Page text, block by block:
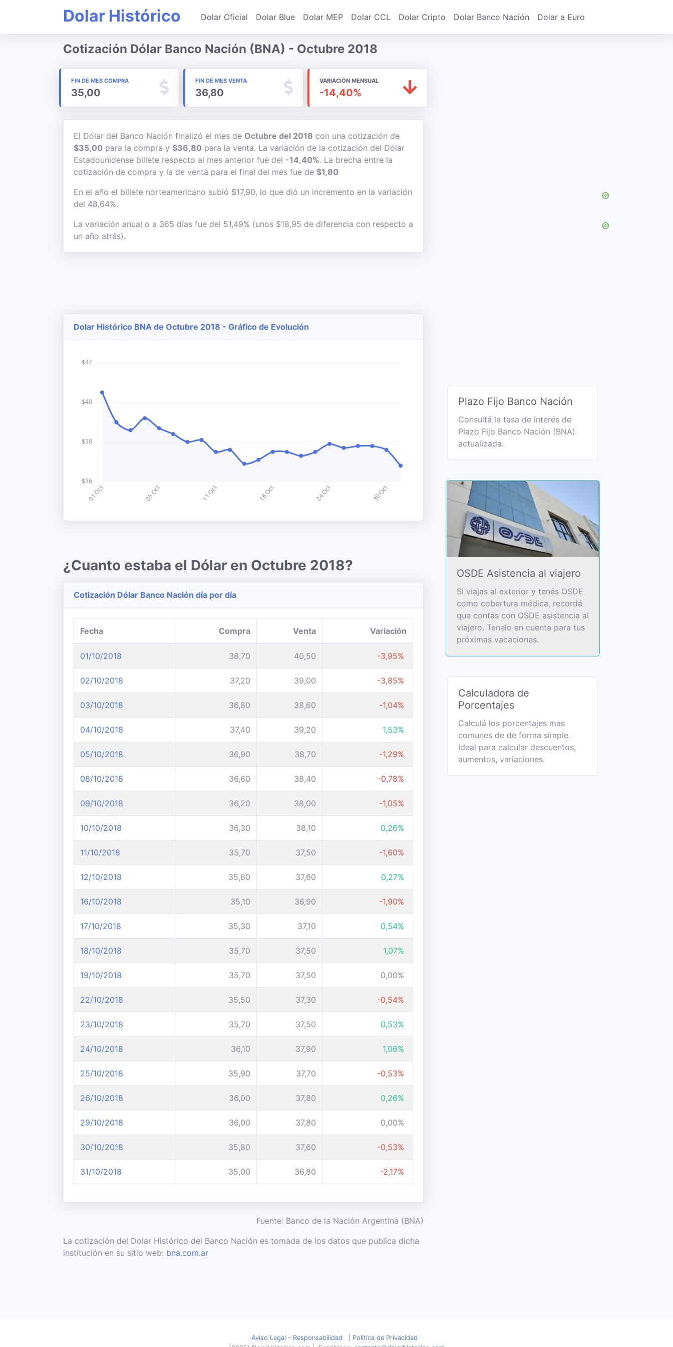
Dolar Histórico Dolar Oficial Dolar Blue Dolar MEP Dolar CCL Dolar Cripto Dolar Banco Nación Dolar a Euro
Cotización Dólar Banco Nación (BNA) - Octubre 2018
FIN DE MES COMPRA
35,00
FIN DE MES VENTA
36,80
VARIACIÓN MENSUAL
-14,40%
El Dólar del Banco Nación finalizó el mes de Octubre del 2018 con una cotización de
$35,00 para la compra y $36,80 para la venta. La variación de la cotización del Dólar
Estadounidense billete respecto al mes anterior fue del -14,40%. La brecha entre la
cotización de compra y la de venta para el final del mes fue de $1,80
En el año el billete norteamericano subió $17,90, lo que dió un incremento en la variación
del 48,64%.
La variación anual o a 365 días fue del 51,49% (unos $18,95 de diferencia con respecto a
un año atrás).
Dolar Histórico BNA de Octubre 2018 - Gráfico de Evolución
¿Cuanto estaba el Dólar en Octubre 2018?
Cotización Dólar Banco Nación día por día
Fecha Compra Venta Variación
01/10/2018 38,70 40,50 -3,95%
02/10/2018 37,20 39,00 -3,85%
03/10/2018 36,80 38,60 -1,04%
04/10/2018 37,40 39,20 1,53%
05/10/2018 36,90 38,70 -1,29%
08/10/2018 36,60 38,40 -0,78%
09/10/2018 36,20 38,00 -1,05%
10/10/2018 36,30 38,10 0,26%
11/10/2018 35,70 37,50 -1,60%
12/10/2018 35,80 37,60 0,27%
16/10/2018 35,10 36,90 -1,90%
17/10/2018 35,30 37,10 0,54%
18/10/2018 35,70 37,50 1,07%
19/10/2018 35,70 37,50 0,00%
22/10/2018 35,50 37,30 -0,54%
23/10/2018 35,70 37,50 0,53%
24/10/2018 36,10 37,90 1,06%
25/10/2018 35,90 37,70 -0,53%
26/10/2018 36,00 37,80 0,26%
29/10/2018 36,00 37,80 0,00%
30/10/2018 35,80 37,60 -0,53%
31/10/2018 35,00 36,80 -2,17%
Fuente: Banco de la Nación Argentina (BNA)
La cotización del Dolar Histórico del Banco Nación es tomada de los datos que publica dicha
institución en su sitio web: bna.com.ar
Plazo Fijo Banco Nación
Consultá la tasa de interés de
Plazo Fijo Banco Nación (BNA)
actualizada.
OSDE Asistencia al viajero
Si viajas al exterior y tenés OSDE
como cobertura médica, recordá
que contás con OSDE asistencia al
viajero. Tenelo en cuenta para tus
próximas vacaciones.
Calculadora de
Porcentajes
Calculá los porcentajes mas
comunes de de forma simple.
Ideal para calcular descuentos,
aumentos, variaciones.
Aviso Legal - Responsabilidad
Política de Privacidad